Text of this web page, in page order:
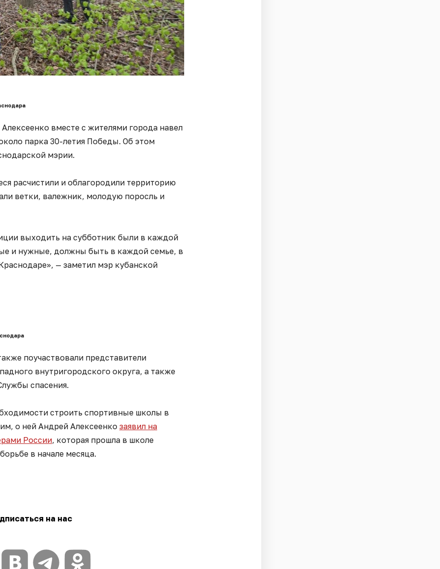
вместе с жителями города навел
парка 30-летия Победы. Об этом
мэрии.
расчистили и облагородили территорию
ветки, валежник, молодую поросль и
выходить на субботник были в каждой
и нужные, должны быть в каждой семье, в
— заметил мэр кубанской
поучаствовали представители
внутригородского округа, а также
спасения.
строить спортивные школы в
о ней Андрей Алексеенко заявил на
России, которая прошла в школе
в начале месяца.
на нас